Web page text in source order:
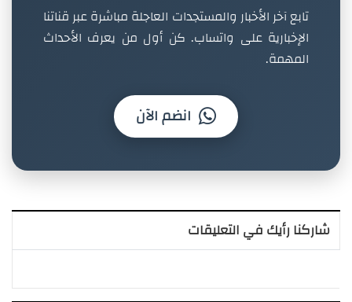
تابع آخر الأخبار والمستجدات العاجلة مباشرة عبر قناتنا
الإخبارية على واتساب. كن أول من يعرف الأحداث
المهمة.
انضم الآن
شاركنا رأيك في التعليقات